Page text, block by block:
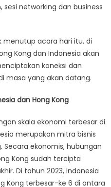
networking dan business
menutup acara hari itu, di
Kong dan Indonesia akan
koneksi dan
masa yang akan datang.
dan Hong Kong
skala ekonomi terbesar di
merupakan mitra bisnis
Secara ekonomis, hubungan
Kong sudah tercipta
Di tahun 2023, Indonesia
Kong terbesar-ke 6 di antara